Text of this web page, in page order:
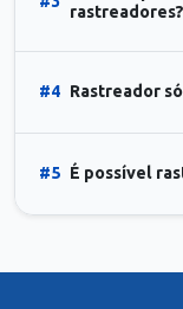
rastreadores?
#4 Rastreador
#5 É possível